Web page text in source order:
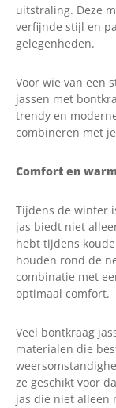
uitstraling. Deze
verfijnde stijl en
gelegenheden.
Voor wie van een
jassen met
trendy en
combineren met
Comfort en
Tijdens de winter
jas biedt niet
hebt tijdens
houden rond de
combinatie met
optimaal comfort.
Veel bontkraag
materialen die
ze geschikt voor
jas die niet alleen